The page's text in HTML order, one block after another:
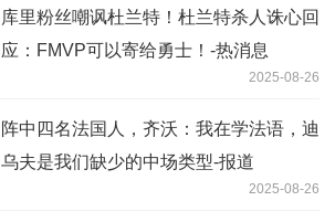
库里粉丝嘲讽杜兰特！杜兰特杀人诛心回
应：FMVP可以寄给勇士！-热消息
2025-08-26
阵中四名法国人，齐沃：我在学法语，迪
乌夫是我们缺少的中场类型-报道
2025-08-26